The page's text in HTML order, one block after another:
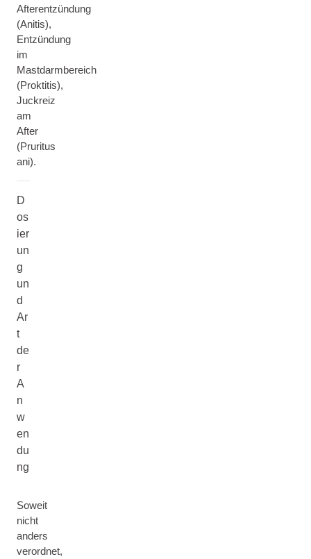
Afterentzündung
(Anitis),
Entzündung
im
Mastdarmbereich
(Proktitis),
Juckreiz
am
After
(Pruritus
ani).
D
os
ier
un
g
un
d
Ar
t
de
r
A
n
w
en
du
ng
Soweit
nicht
anders
verordnet,